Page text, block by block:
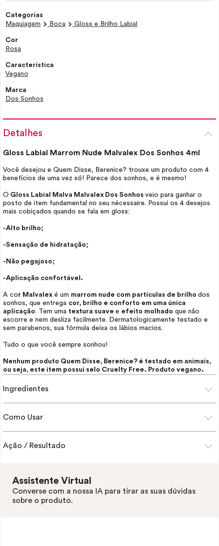
Categorias
Maquiagem
Boca Gloss e Brilho Labial
Cor
Rosa
Característica
Vegano
Marca
Dos Sonhos
Detalhes
Gloss Labial Marrom Nude Malvalex Dos Sonhos 4ml
Você desejou e Quem Disse, Berenice? trouxe um produto com 4
benefícios de uma vez só! Parece dos sonhos, e é mesmo!
O Gloss Labial Malva Malvalex Dos Sonhos veio para ganhar o
posto de item fundamental no seu nécessaire. Possui os 4 desejos
mais cobiçados quando se fala em gloss:
-Alto brilho;
-Sensação de hidratação;
-Não pegajoso;
-Aplicação confortável.
A cor Malvalex é um marrom nude com partículas de brilho dos
sonhos, que entrega cor, brilho e conforto em uma única
aplicação. Tem uma textura suave e efeito molhado que não
escorre e nem desliza facilmente. Dermatologicamente testado e
sem parabenos, sua fórmula deixa os lábios macios.
Tudo o que você sempre sonhou!
Nenhum produto Quem Disse, Berenice? é testado em animais,
ou seja, este item possui selo Cruelty Free. Produto vegano.
Ingredientes
Como Usar
Ação / Resultado
Assistente Virtual
Converse com a nossa IA para tirar as suas dúvidas
sobre o produto.